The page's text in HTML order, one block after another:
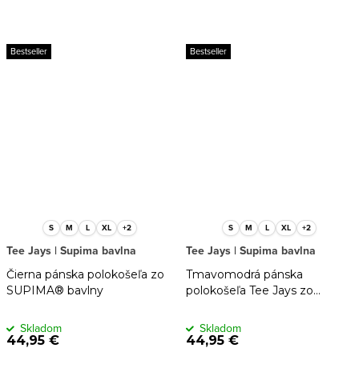
Bestseller
S M L XL +2
Čierna pánska polokošeľa zo
SUPIMA® bavlny
Tee Jays | Supima bavlna
44,95 €
Skladom
Bestseller
S M L XL +2
Tmavomodrá pánska
polokošeľa Tee Jays zo
Tee Jays | Supima bavlna
44,95 €
Skladom